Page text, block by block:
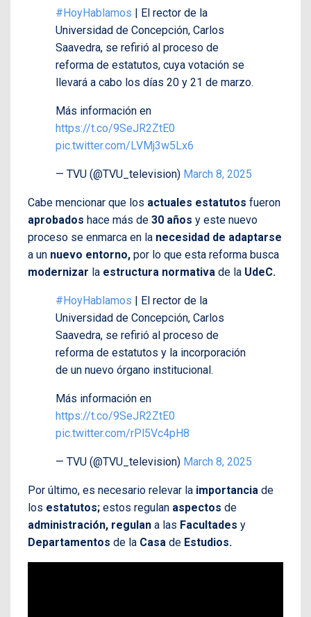
#HoyHablamos | El rector de la
Universidad de Concepción, Carlos
Saavedra, se refirió al proceso de
reforma de estatutos, cuya votación se
llevará a cabo los días 20 y 21 de marzo.
Más información en
https://t.co/9SeJR2ZtE0
pic.twitter.com/LVMj3w5Lx6
— TVU (@TVU_television) March 8, 2025
Cabe mencionar que los actuales estatutos fueron
aprobados hace más de 30 años y este nuevo
proceso se enmarca en la necesidad de adaptarse
a un nuevo entorno, por lo que esta reforma busca
modernizar la estructura normativa de la UdeC.
#HoyHablamos | El rector de la
Universidad de Concepción, Carlos
Saavedra, se refirió al proceso de
reforma de estatutos y la incorporación
de un nuevo órgano institucional.
Más información en
https://t.co/9SeJR2ZtE0
pic.twitter.com/rPl5Vc4pH8
— TVU (@TVU_television) March 8, 2025
Por último, es necesario relevar la importancia de
los estatutos; estos regulan aspectos de
administración, regulan a las Facultades y
Departamentos de la Casa de Estudios.